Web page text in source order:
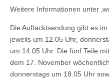
Weitere Informationen unter
Die Auftacktsendung gibt es
jeweils um 12.05 Uhr,
um 14.05 Uhr. Die fünf Teile
dem 17. November
donnerstags um 18.05 Uhr